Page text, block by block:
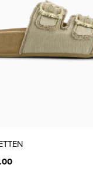
nur noch wenige